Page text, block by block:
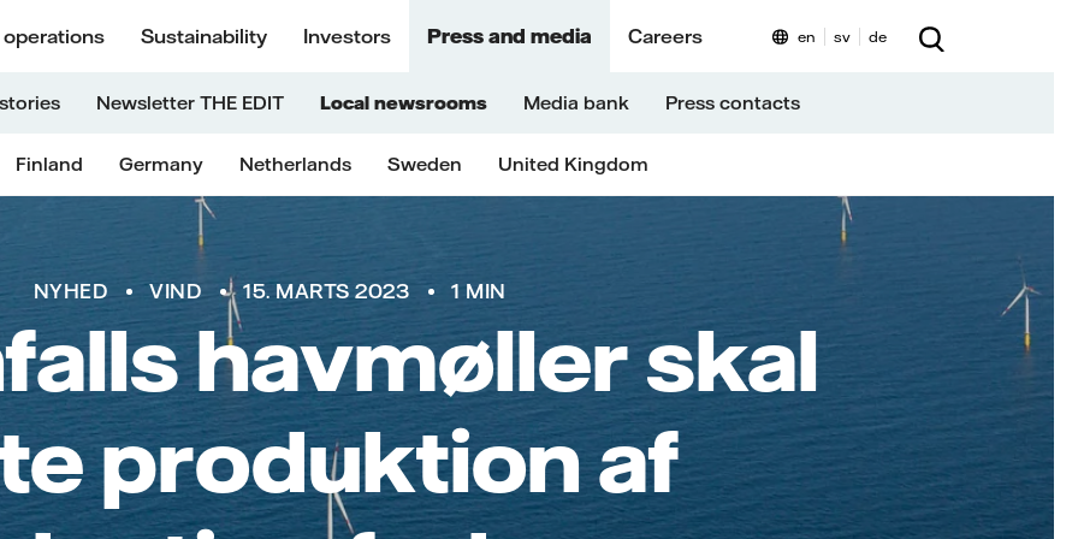
operations Sustainability Investors Press and media Careers
Newsletter THE EDIT Local newsrooms Media bank Press contacts
Finland Germany Netherlands Sweden United Kingdom
en sv de
NYHED VIND 15. MARTS 2023 1 MIN
havmøller skal
produktion af